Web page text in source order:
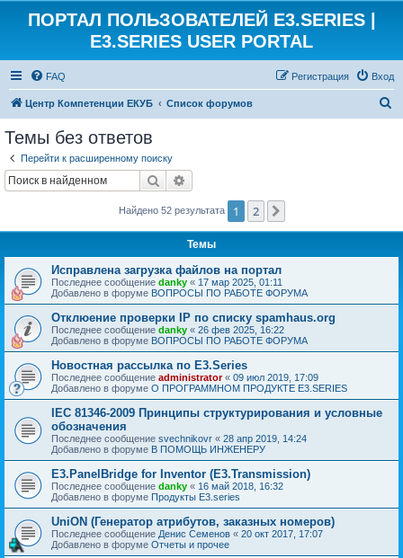
ПОРТАЛ ПОЛЬЗОВАТЕЛЕЙ E3.SERIES |
E3.SERIES USER PORTAL
FAQ Вход
Регистрация
Центр Компетенции ЕКУБ Список форумов
Темы без ответов
Перейти к расширенному поиску
Поиск
Найдено 52 результата 1 2
Темы
Исправлена загрузка файлов на портал
Последнее сообщение danky « 17 мар 2025, 01:11
Добавлено в форуме ВОПРОСЫ ПО РАБОТЕ ФОРУМА
Отклюение проверки IP по списку spamhaus.org
Последнее сообщение danky « 26 фев 2025, 16:22
Добавлено в форуме ВОПРОСЫ ПО РАБОТЕ ФОРУМА
Новостная рассылка по E3.Series
Последнее сообщение administrator« 09 июл 2019, 17:09
Добавлено в форуме О ПРОГРАММНОМ ПРОДУКТЕ E3.SERIES
IEC 81346-2009 Принципы структурирования и условные
обозначения
Последнее сообщение svechnikovr « 28 апр 2019, 14:24
Добавлено в форуме В ПОМОЩЬ ИНЖЕНЕРУ
E3.PanelBridge for Inventor (E3.Transmission)
Последнее сообщение danky « 16 май 2018, 16:32
Добавлено в форуме Продукты E3.series
UniON (Генератор атрибутов, заказных номеров)
Последнее сообщение Денис Семенов « 20 окт 2017, 17:07
Добавлено в форуме Отчеты и прочее